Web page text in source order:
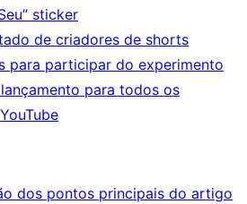
sticker
de criadores de shorts
para participar do experimento
para todos os
dos pontos principais do artigo